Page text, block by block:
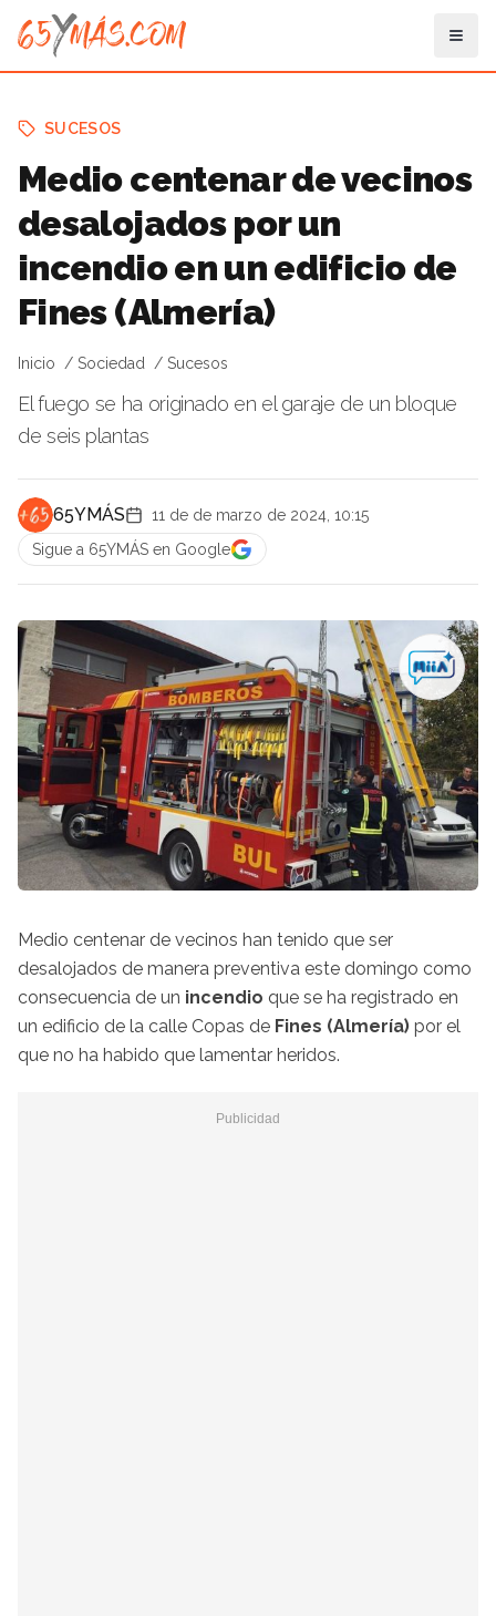
SUCESOS
Medio centenar de vecinos
desalojados por un
incendio en un edificio de
Fines (Almería)
Inicio Sociedad Sucesos
El fuego se ha originado en el garaje de un bloque
de seis plantas
65YMÁS
11 de de marzo de 2024, 10:15
Sigue a 65YMÁS en Google
Medio centenar de vecinos han tenido que ser
desalojados de manera preventiva este domingo como
consecuencia de un incendio que se ha registrado en
un edificio de la calle Copas de Fines (Almería) por el
que no ha habido que lamentar heridos.